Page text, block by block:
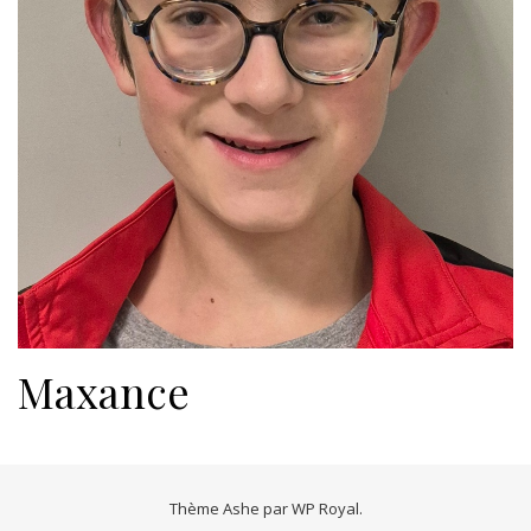
Maxance
Thème Ashe parWP Royal.